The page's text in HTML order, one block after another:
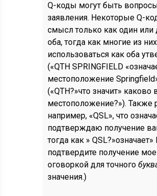
Q-коды могут быть
заявления. Некоторые Q-
смысл только как один или
оба, тогда как многие из
использоваться как оба
(«QTH SPRINGFIELD
местоположение
(«QTH?»что значит» каково
местоположение?»). Также
например, «QSL», что
подтверждаю получение
тогда как »
подтвердите получение
оговоркой для точного
значения.)